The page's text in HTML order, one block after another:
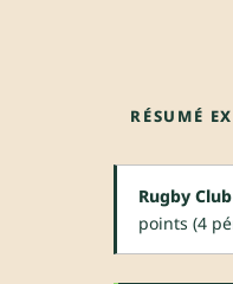
RÉSUMÉ
Rugby
points (4